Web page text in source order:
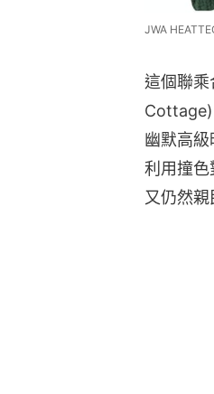
JWA
這個聯
Cottage)
幽默高
利用撞色
又仍然親